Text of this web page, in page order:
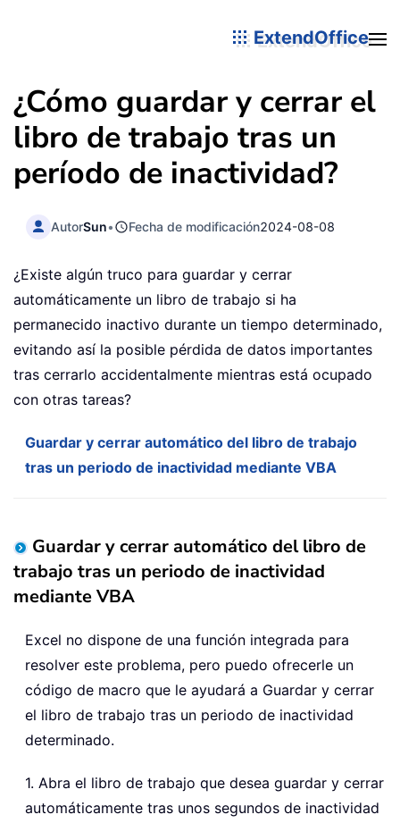
ExtendOffice
¿Cómo guardar y cerrar el
libro de trabajo tras un
período de inactividad?
AutorSun• Fecha de modificación2024-08-08
¿Existe algún truco para guardar y cerrar
automáticamente un libro de trabajo si ha
permanecido inactivo durante un tiempo determinado,
evitando así la posible pérdida de datos importantes
tras cerrarlo accidentalmente mientras está ocupado
con otras tareas?
Guardar y cerrar automático del libro de trabajo
tras un periodo de inactividad mediante VBA
Guardar y cerrar automático del libro de
trabajo tras un periodo de inactividad
mediante VBA
Excel no dispone de una función integrada para
resolver este problema, pero puedo ofrecerle un
código de macro que le ayudará a Guardar y cerrar
el libro de trabajo tras un periodo de inactividad
determinado.
1. Abra el libro de trabajo que desea guardar y cerrar
automáticamente tras unos segundos de inactividad